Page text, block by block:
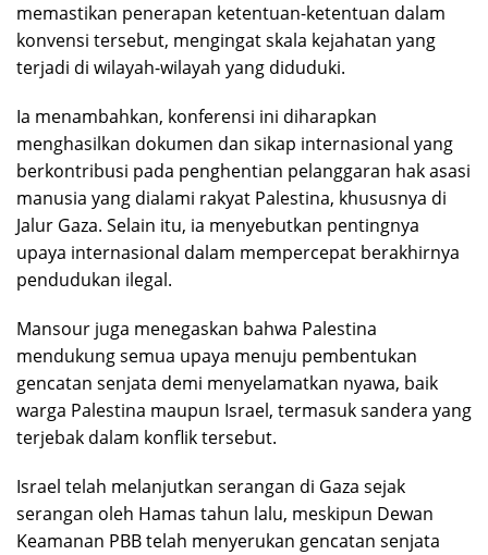
memastikan penerapan ketentuan-ketentuan dalam
konvensi tersebut, mengingat skala kejahatan yang
terjadi di wilayah-wilayah yang diduduki.
Ia menambahkan, konferensi ini diharapkan
menghasilkan dokumen dan sikap internasional yang
berkontribusi pada penghentian pelanggaran hak asasi
manusia yang dialami rakyat Palestina, khususnya di
Jalur Gaza. Selain itu, ia menyebutkan pentingnya
upaya internasional dalam mempercepat berakhirnya
pendudukan ilegal.
Mansour juga menegaskan bahwa Palestina
mendukung semua upaya menuju pembentukan
gencatan senjata demi menyelamatkan nyawa, baik
warga Palestina maupun Israel, termasuk sandera yang
terjebak dalam konflik tersebut.
Israel telah melanjutkan serangan di Gaza sejak
serangan oleh Hamas tahun lalu, meskipun Dewan
Keamanan PBB telah menyerukan gencatan senjata